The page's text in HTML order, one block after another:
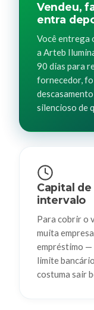
Vendeu,
entra
Você entrega
a Arteb
90 dias para
fornecedor,
silencioso de
Capital
intervalo
Para cobrir o
muita
empréstimo —
limite
costuma sair